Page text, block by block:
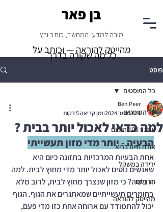
בן פאר
מורה למדעי המחשב, כותב ורץ
מהייטק להוראה — וכותב על
כל מה שקורה בדרך
פוסט
כל הפוסטים
אתגר 100 הימים
אורח חיים בריא
ירידה במשקל
הרגלים
מהייטק להוראה
כל הפוסטים
למה כדאי לאכול יותר בבית ?
Ben Peer
19 בספט׳ 2024
זמן קריאה 5 דקות
הבעיה - יותר מדי מזון תעשייתי
אחת הבעיות המרכזיות בתזונה כיום היא
שאנשים נוטים לאכול יותר מדי מחוץ לבית. למה
זו בעיה? כי מזון שנצרך מחוץ לבית, לרוב מלא
בחומרים תעשייתיים שמאתגרים את הגוף. הגוף
יכול להתמודד עם ארוחה אחת כזו מדי פעם,